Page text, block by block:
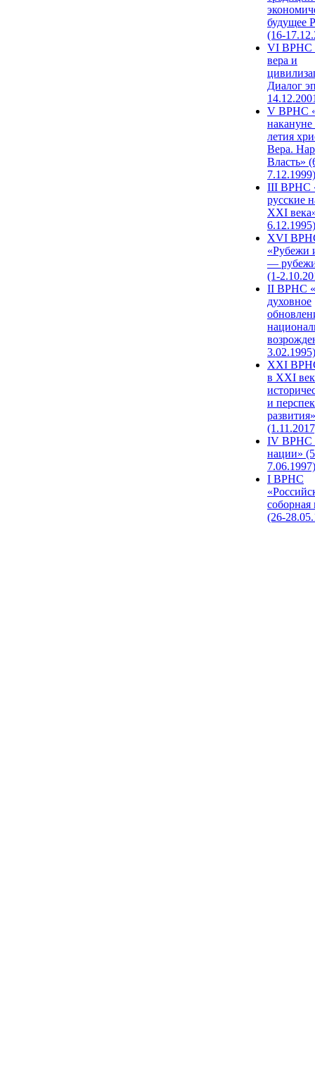
будущее
(16-
VI ВРНС
вера и
Диалог
V ВРНС
накануне
летия
Вера.
Власть»
7.12.1999)
III ВРНС
русские
XXI
6.12.1995)
XVI
«Рубежи
—
(1-
II ВРНС
духовное
3.02.1995)
XХI
в XXI
и
развития»
IV ВРНС
нации»
7.06.1997)
I ВРНС
(26-